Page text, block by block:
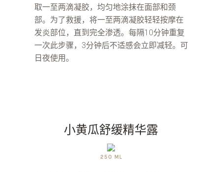
取一至两滴凝胶，均匀地涂抹在面部和颈
部。为了救援，将一至两滴凝胶轻轻按摩在
发炎部位，直到完全渗透。每隔10分钟重复
一次此步骤，3分钟后不适感会立即减轻。可
日夜使用。
小黄瓜舒缓精华露
250 ML